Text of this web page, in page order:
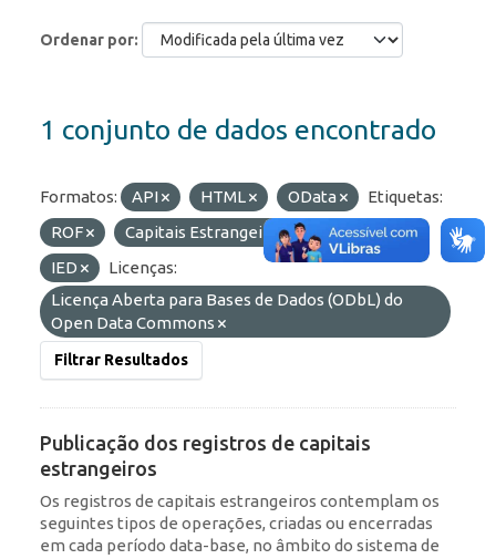
Ordenar por
1 conjunto de dados encontrado
Formatos: API HTML OData
Etiquetas:
ROF
Capitais Estrangeiros
Portfólio
IED
Licenças:
Licença Aberta para Bases de Dados (ODbL) do
Open Data Commons
Filtrar Resultados
Publicação dos registros de capitais
estrangeiros
Os registros de capitais estrangeiros contemplam os
seguintes tipos de operações, criadas ou encerradas
em cada período data-base, no âmbito do sistema de